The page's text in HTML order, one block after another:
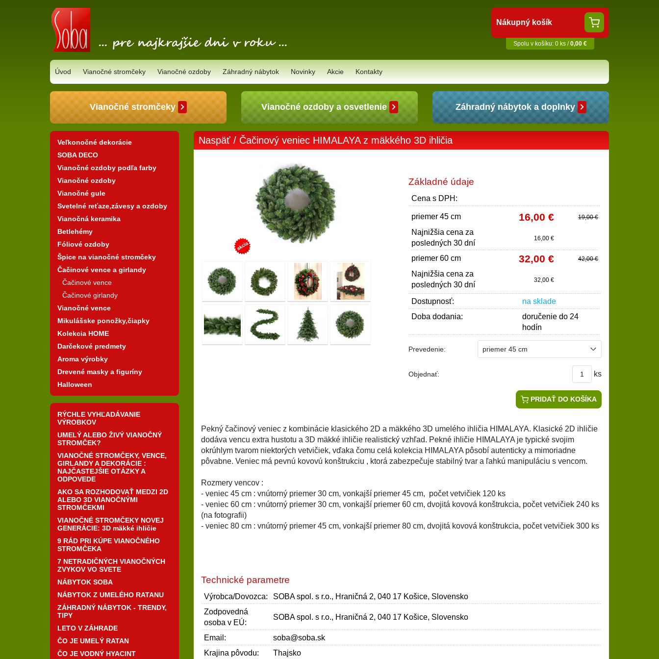
Nákupný košík
Spolu v košíku: 0 ks /0,00 €
Úvod Vianočné stromčeky Vianočné ozdoby Záhradný nábytok Novinky Akcie Kontakty
Vianočné stromčeky Vianočné ozdoby a osvetlenie Záhradný nábytok a doplnky
Naspäť/ Čačinový veniec HIMALAYA z mäkkého 3D ihličia
Základné údaje
Cena s DPH:
priemer 45 cm 16,00 € 19,00 €
Najnižšia cena za
posledných 30 dní
16,00 €
priemer 60 cm 32,00 € 42,00 €
Najnižšia cena za
posledných 30 dní
32,00 €
Dostupnosť:
na sklade
Doba dodania:
doručenie do 24
hodín
Prevedenie:
Objednať: ks
PRIDAŤ DO KOŠÍKA
Pekný čačinový veniecz kombinácie klasického 2D a mäkkého 3D umelého ihličia HIMALAYA. Klasické 2D ihličie
dodáva vencu extra hustotu a 3D mäkké ihličie realistický vzhľad. Pekné ihličie HIMALAYA je typické svojim
okrúhlym tvarom niektorých vetvičiek, vďaka čomu celá kolekcia HIMALAYA pôsobí autenticky a mimoriadne
pôvabne. Veniec má pevnú kovovú konštrukciu , ktorá zabezpečuje stabilný tvar a ľahkú manipuláciu s vencom.
Rozmery vencov :
- veniec 45 cm : vnútorný priemer 30 cm, vonkajší priemer 45 cm, počet vetvičiek 120 ks
- veniec 60 cm : vnútorný priemer 30 cm, vonkajší priemer 60 cm, dvojitá kovová konštrukcia, počet vetvičiek 240 ks
(na fotografii)
- veniec 80 cm : vnútorný priemer 45 cm, vonkajší priemer 80 cm, dvojitá kovová konštrukcia, počet vetvičiek 300 ks
Technické parametre
Výrobca/Dovozca:
SOBA spol. s r.o., Hraničná 2, 040 17 Košice, Slovensko
Zodpovedná
osoba v EÚ:
SOBA spol. s r.o., Hraničná 2, 040 17 Košice, Slovensko
Email:
soba@soba.sk
Krajina pôvodu:
Thajsko
Veľkonočné dekorácie
SOBA DECO
Vianočné ozdoby podľa farby
Vianočné ozdoby
Vianočné gule
Svetelné reťaze,závesy a ozdoby
Vianočná keramika
Betlehémy
Fóliové ozdoby
Špice na vianočné stromčeky
Čačinové vence a girlandy
Čačinové vence
Čačinové girlandy
Vianočné vence
Mikulášske ponožky,čiapky
Kolekcia HOME
Darčekové predmety
Aroma výrobky
Drevené masky a figuríny
Halloween
RÝCHLE VYHĽADÁVANIE
VÝROBKOV
UMELÝ ALEBO ŽIVÝ VIANOČNÝ
STROMČEK?
VIANOČNÉ STROMČEKY, VENCE,
GIRLANDY A DEKORÁCIE :
NAJČASTEJŠIE OTÁZKY A
ODPOVEDE
AKO SA ROZHODOVAŤ MEDZI 2D
ALEBO 3D VIANOČNÝMI
STROMČEKMI
VIANOČNÉ STROMČEKY NOVEJ
GENERÁCIE: 3D mäkké ihličie
9 RÁD PRI KÚPE VIANOČNÉHO
STROMČEKA
7 NETRADIČNÝCH VIANOČNÝCH
ZVYKOV VO SVETE
NÁBYTOK SOBA
NÁBYTOK Z UMELÉHO RATANU
ZÁHRADNÝ NÁBYTOK - TRENDY,
TIPY
LETO V ZÁHRADE
ČO JE UMELÝ RATAN
ČO JE VODNÝ HYACINT